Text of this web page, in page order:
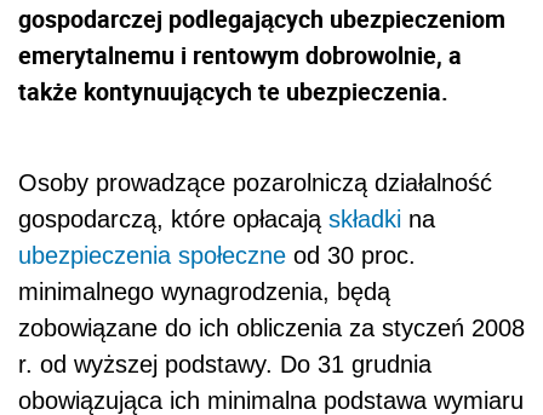
gospodarczej podlegających ubezpieczeniom
emerytalnemu i rentowym dobrowolnie, a
także kontynuujących te ubezpieczenia.
Osoby prowadzące pozarolniczą działalność
gospodarczą, które opłacają składki na
ubezpieczenia społeczne od 30 proc.
minimalnego wynagrodzenia, będą
zobowiązane do ich obliczenia za styczeń 2008
r. od wyższej podstawy. Do 31 grudnia
obowiązująca ich minimalna podstawa wymiaru